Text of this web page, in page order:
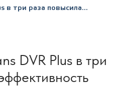
в три раза повысила...
DVR Plus в три